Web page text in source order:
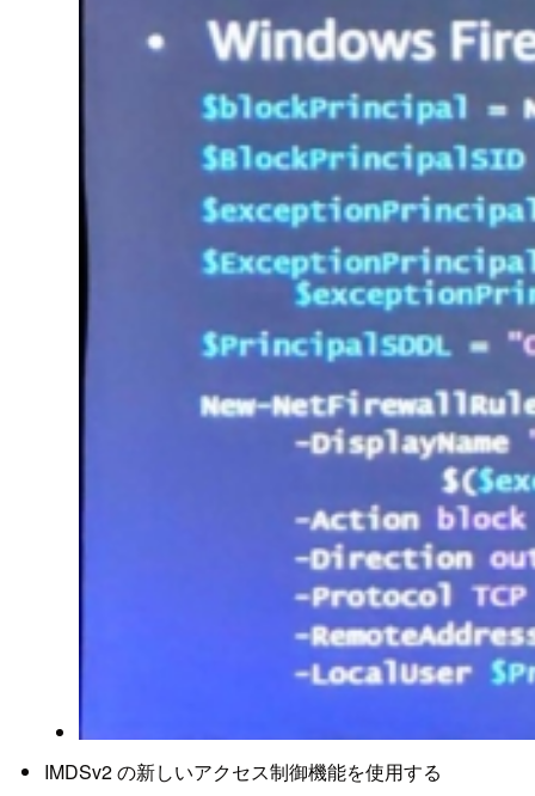
IMDSv2 の新しいアクセス制御機能を使用する